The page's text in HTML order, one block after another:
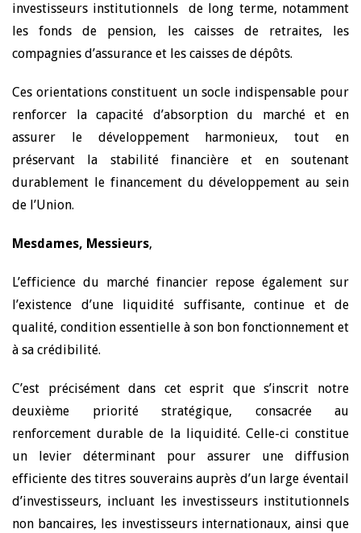
investisseurs institutionnels de long terme, notamment
les fonds de pension, les caisses de retraites, les
compagnies d’assurance et les caisses de dépôts.
Ces orientations constituent un socle indispensable pour
renforcer la capacité d’absorption du marché et en
assurer le développement harmonieux, tout en
préservant la stabilité financière et en soutenant
durablement le financement du développement au sein
de l’Union.
Mesdames, Messieurs,
L’efficience du marché financier repose également sur
l’existence d’une liquidité suffisante, continue et de
qualité, condition essentielle à son bon fonctionnement et
à sa crédibilité.
C’est précisément dans cet esprit que s’inscrit notre
deuxième priorité stratégique, consacrée au
renforcement durable de la liquidité. Celle-ci constitue
un levier déterminant pour assurer une diffusion
efficiente des titres souverains auprès d’un large éventail
d’investisseurs, incluant les investisseurs institutionnels
non bancaires, les investisseurs internationaux, ainsi que